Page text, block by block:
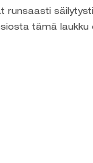
runsaasti
tämä laukku